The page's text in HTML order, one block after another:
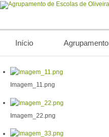
Início Agrupamento
Imagem_11.png
Imagem_22.png